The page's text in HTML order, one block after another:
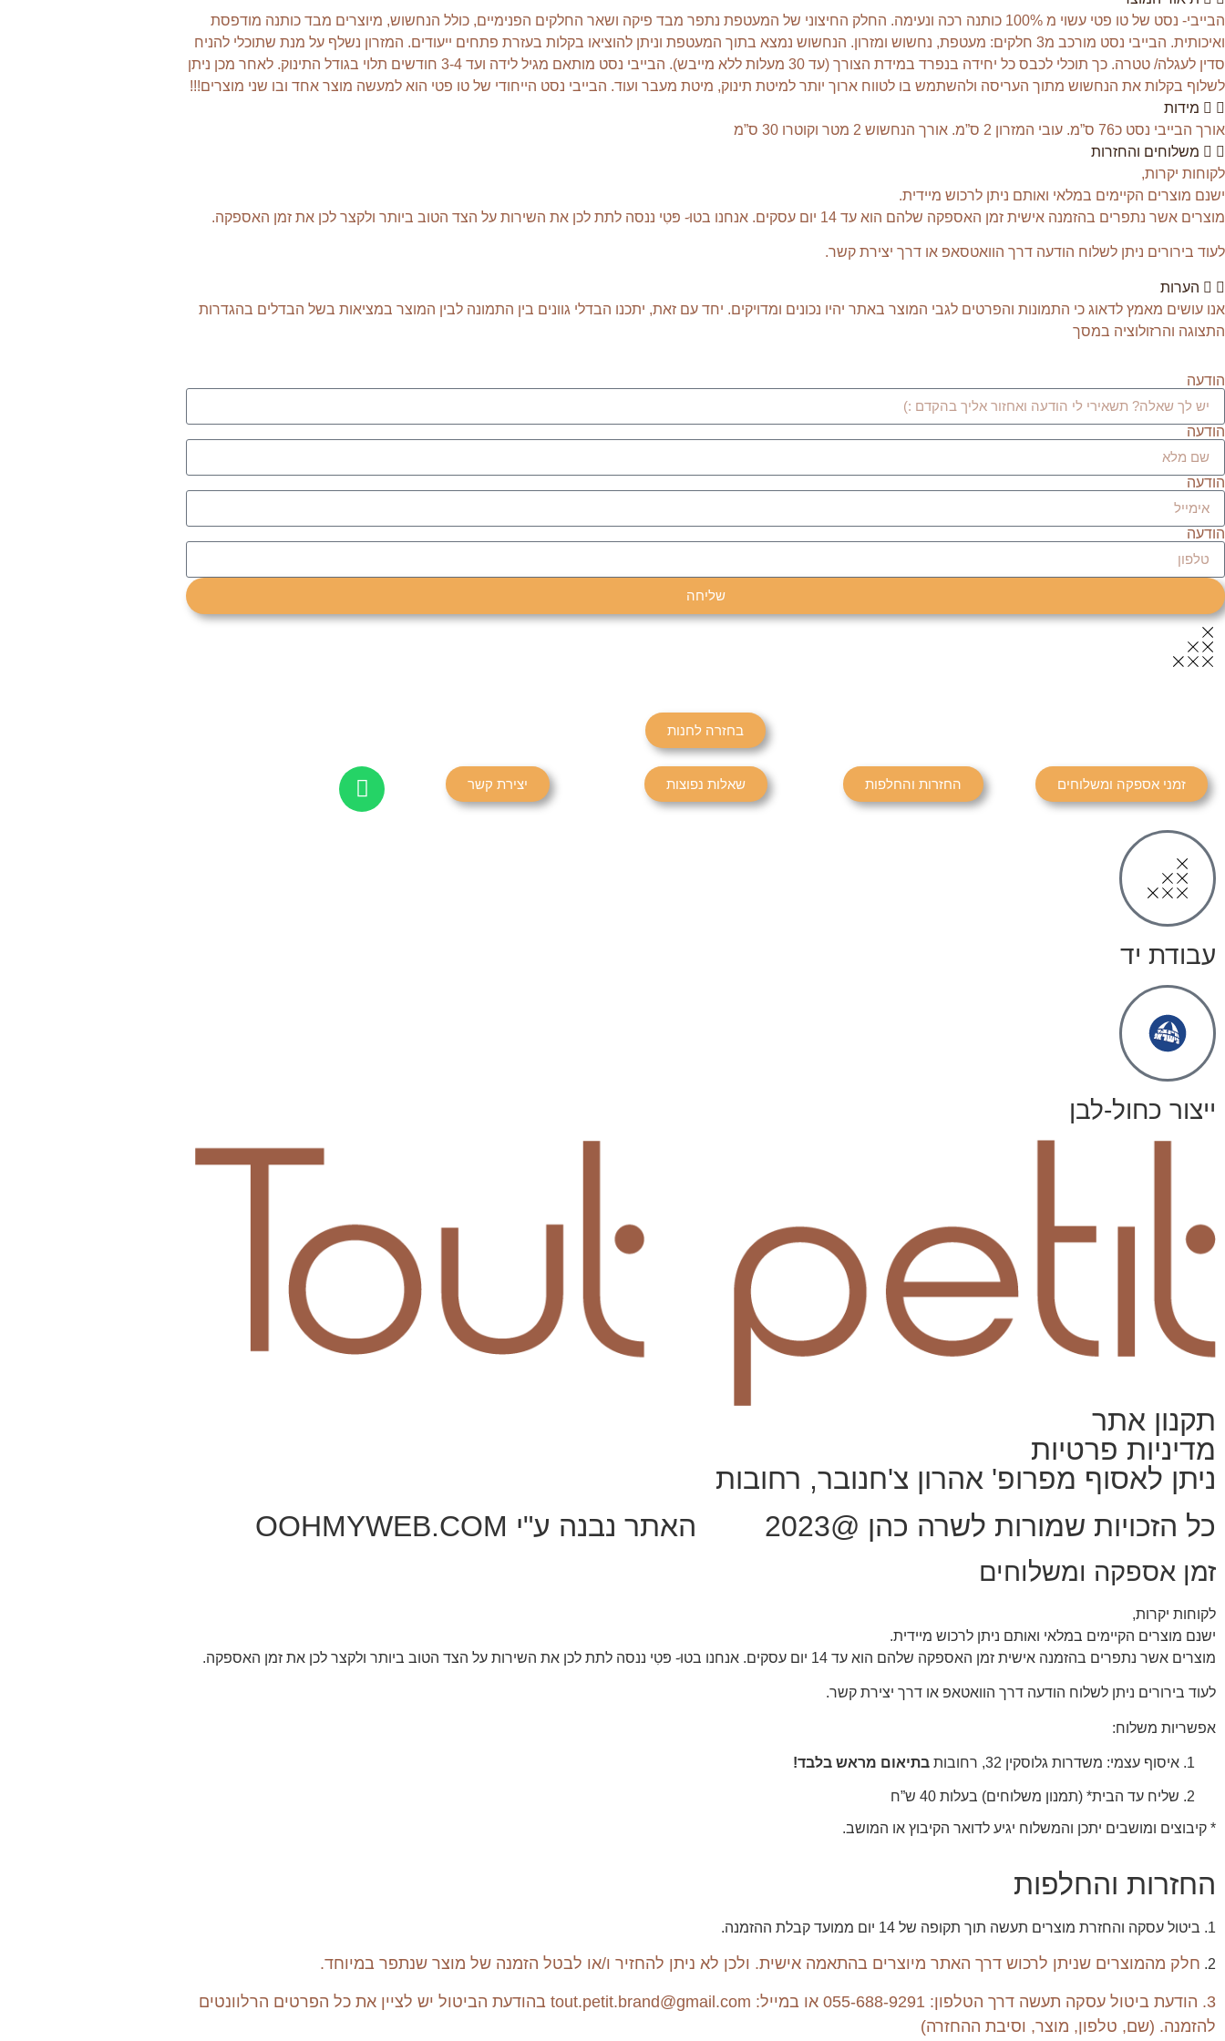
הבייבי- נסט של טו פטי עשוי מ 100% כותנה רכה ונעימה. החלק החיצוני של המעטפת נתפר מבד פיקה ושאר החלקים הפנימיים, כולל הנחשוש, מיוצרים מבד כותנה מודפסת
ואיכותית. הבייבי נסט מורכב מ3 חלקים: מעטפת, נחשוש ומזרון. הנחשוש נמצא בתוך המעטפת וניתן להוציאו בקלות בעזרת פתחים ייעודים. המזרון נשלף על מנת שתוכלי להניח
סדין לעגלה/ טטרה. כך תוכלי לכבס כל יחידה בנפרד במידת הצורך (עד 30 מעלות ללא מייבש). הבייבי נסט מותאם מגיל לידה ועד 3-4 חודשים תלוי בגודל התינוק. לאחר מכן ניתן
לשלוף בקלות את הנחשוש מתוך העריסה ולהשתמש בו לטווח ארוך יותר למיטת תינוק, מיטת מעבר ועוד. הבייבי נסט הייחודי של טו פטי הוא למעשה מוצר אחד ובו שני מוצרים!!!
מידות
אורך הבייבי נסט כ76 ס”מ. עובי המזרון 2 ס”מ. אורך הנחשוש 2 מטר וקוטרו 30 ס”מ
משלוחים והחזרות
לקוחות יקרות,
ישנם מוצרים הקיימים במלאי ואותם ניתן לרכוש מיידית.
מוצרים אשר נתפרים בהזמנה אישית זמן האספקה שלהם הוא עד 14 יום עסקים. אנחנו בטוּ- פּטִי ננסה לתת לכן את השירות על הצד הטוב ביותר ולקצר לכן את זמן האספקה.
לעוד בירורים ניתן לשלוח הודעה דרך הוואטסאפ או דרך יצירת קשר.
הערות
אנו עושים מאמץ לדאוג כי התמונות והפרטים לגבי המוצר באתר יהיו נכונים ומדויקים. יחד עם זאת, יתכנו הבדלי גוונים בין התמונה לבין המוצר במציאות בשל הבדלים בהגדרות
התצוגה והרזולוציה במסך
הודעה
הודעה
הודעה
הודעה
שליחה
בחזרה לחנות
זמני אספקה ומשלוחים החזרות והחלפות שאלות נפוצות יצירת קשר
עבודת יד
ייצור כחול-לבן
תקנון אתר
מדיניות פרטיות
ניתן לאסוף מפרופ' אהרון צ'חנובר, רחובות
כל הזכויות שמורות לשרה כהן @2023
האתר נבנה ע"י OOHMYWEB.COM
זמן אספקה ומשלוחים
לקוחות יקרות,
ישנם מוצרים הקיימים במלאי ואותם ניתן לרכוש מיידית.
מוצרים אשר נתפרים בהזמנה אישית זמן האספקה שלהם הוא עד 14 יום עסקים. אנחנו בטוּ- פּטִי ננסה לתת לכן את השירות על הצד הטוב ביותר ולקצר לכן את זמן האספקה.
לעוד בירורים ניתן לשלוח הודעה דרך הוואטאפ או דרך יצירת קשר.
אפשריות משלוח:
איסוף עצמי: משדרות גלוסקין 32, רחובות בתיאום מראש בלבד!
שליח עד הבית* (תמנון משלוחים) בעלות 40 ש”ח
* קיבוצים ומושבים יתכן והמשלוח יגיע לדואר הקיבוץ או המושב.
החזרות והחלפות
1. ביטול עסקה והחזרת מוצרים תעשה תוך תקופה של 14 יום ממועד קבלת ההזמנה.
2. חלק מהמוצרים שניתן לרכוש דרך האתר מיוצרים בהתאמה אישית. ולכן לא ניתן להחזיר ו/או לבטל הזמנה של מוצר שנתפר במיוחד.
3. הודעת ביטול עסקה תעשה דרך הטלפון: 055-688-9291 או במייל: tout.petit.brand@gmail.com בהודעת הביטול יש לציין את כל הפרטים הרלוונטים
להזמנה. (שם, טלפון, מוצר, וסיבת ההחזרה)